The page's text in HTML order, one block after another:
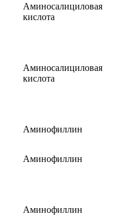
Аминосалициловая
кислота
Аминосалициловая
кислота
Аминофиллин
Аминофиллин
Аминофиллин